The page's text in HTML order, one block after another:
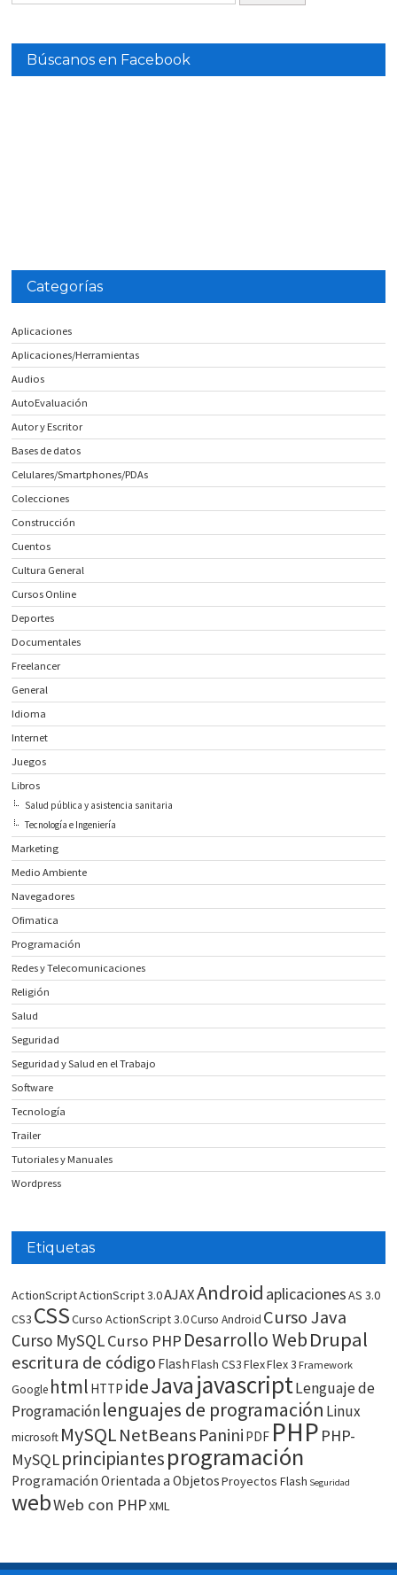
Búscanos en Facebook
Categorías
Aplicaciones
Aplicaciones/Herramientas
Audios
AutoEvaluación
Autor y Escritor
Bases de datos
Celulares/Smartphones/PDAs
Colecciones
Construcción
Cuentos
Cultura General
Cursos Online
Deportes
Documentales
Freelancer
General
Idioma
Internet
Juegos
Libros
Salud pública y asistencia sanitaria
Tecnología e Ingeniería
Marketing
Medio Ambiente
Navegadores
Ofimatica
Programación
Redes y Telecomunicaciones
Religión
Salud
Seguridad
Seguridad y Salud en el Trabajo
Software
Tecnología
Trailer
Tutoriales y Manuales
Wordpress
Etiquetas
ActionScriptActionScript 3.0AJAXAndroid aplicacionesAS 3.0
CS3 CSSCurso ActionScript 3.0Curso Android Curso Java
Curso MySQLCurso PHP Desarrollo WebDrupal
escritura de código FlashFlash CS3FlexFlex 3 Framework
Google html HTTP ideJavajavascriptLenguaje de
Programaciónlenguajes de programación Linux
microsoft MySQLNetBeans Panini PDF PHP PHP-
MySQLprincipiantesprogramación
Programación Orientada a ObjetosProyectos Flash Seguridad
webWeb con PHPXML